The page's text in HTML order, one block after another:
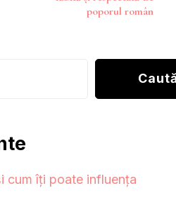
poporul român
cum îți poate influența